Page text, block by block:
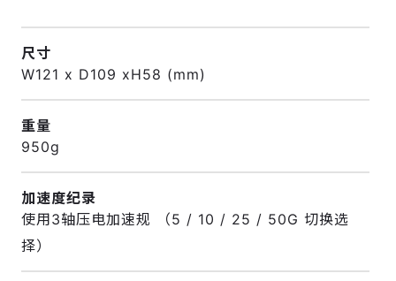
尺寸
W121 x D109 xH58 (mm)
重量
950g
加速度纪录
使用3轴压电加速规 （5 / 10 / 25 / 50G 切换选
择）